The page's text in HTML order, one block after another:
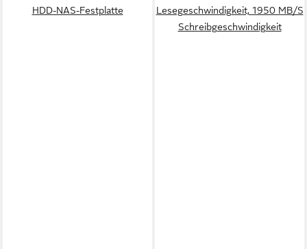
HDD-NAS-Festplatte
Lesegeschwindigkeit, 1950 MB/S
Schreibgeschwindigkeit